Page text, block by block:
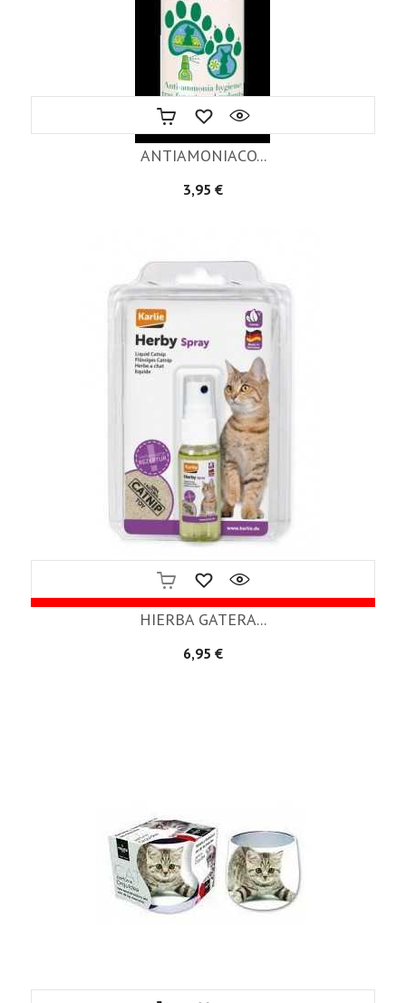
ANTIAMONIACO...
3,95 €Precio
FUERA DE STOCK
HIERBA GATERA...
6,95 €Precio